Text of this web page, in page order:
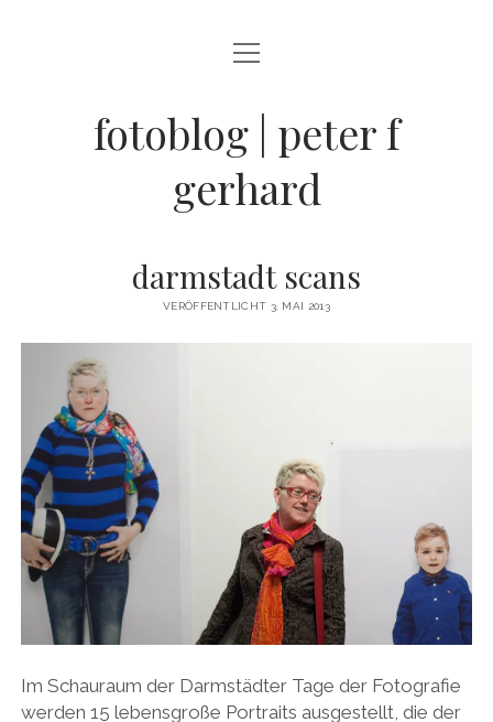
BLOG
JAZZ LIVE !
ZEN MOMENTE
INFO
instagram
Menü
öffnen
fotoblog | peter f
gerhard
darmstadt scans
VERÖFFENTLICHT 3. MAI 2013
Im Schauraum der Darmstädter Tage der Fotografie
werden 15 lebensgroße Portraits ausgestellt, die der